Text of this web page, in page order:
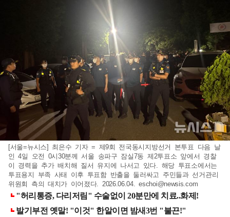
[서울=뉴시스] 최은수 기자 = 제9회 전국동시지방선거 본투표 다음 날
인 4일 오전 0시30분께 서울 송파구 잠실7동 제2투표소 앞에서 경찰
이 경력을 추가 배치해 질서 유지에 나서고 있다. 해당 투표소에서는
투표용지 부족 사태 이후 투표함 반출을 둘러싸고 주민들과 선거관리
위원회 측의 대치가 이어졌다. 2026.06.04.eschoi@newsis.com